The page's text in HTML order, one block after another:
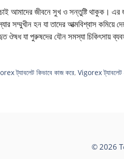
জীবনে সুখ ও সন্তুষ্টি থাকুক। এর
সম্মুখীন হন যা তাদের আত্মবিশ্বাস কমিয়ে
ঔষধ যা পুরুষদের যৌন সমস্যা চিকিৎসায়
ট্যাবলেট কিভাবে কাজ করে,Vigorex ট্যাবলেট
© 2026